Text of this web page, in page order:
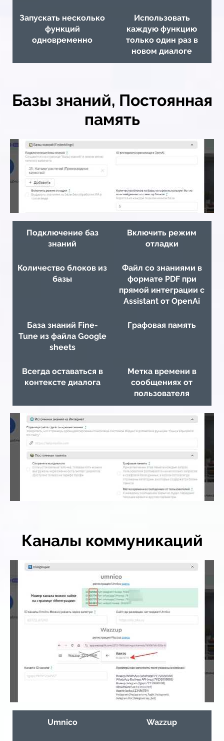
Запускать несколько
функций
одновременно
Использовать
каждую функцию
только один раз в
новом диалоге
Базы знаний, Постоянная
память
Подключение баз
знаний
Включить режим
отладки
Количество блоков из
базы
Файл со знаниями в
формате PDF при
прямой интеграции с
Assistant от OpenAi
База знаний Fine-
Tune из файла Google
sheets
Графовая память
Всегда оставаться в
контексте диалога
Метка времени в
сообщениях от
пользователя
Каналы коммуникаций
Umnico Wazzup